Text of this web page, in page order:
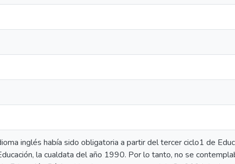
inglés había sido obligatoria a partir del tercer ciclo1 de
la cualdata del año 1990. Por lo tanto, no se